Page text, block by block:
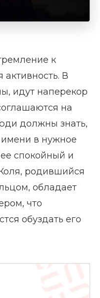
к
В
идут наперекор
на
должны знать,
в нужное
спокойный и
родившийся
обладает
что
обуздать его